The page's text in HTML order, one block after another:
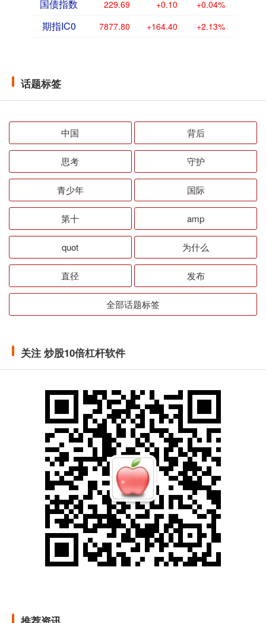
国债指数 229.69 +0.10 +0.04%
期指IC0 7877.80 +164.40 +2.13%
话题标签
中国 背后
思考 守护
青少年 国际
第十 amp
quot 为什么
直径 发布
全部话题标签
关注 炒股10倍杠杆软件